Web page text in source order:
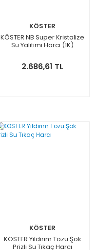
KÖSTER
KÖSTER NB Super Kristalize
Su Yalıtımı Harcı (1K)
2.686,61 TL
KÖSTER
KÖSTER Yıldırım Tozu Şok
Prizli Su Tıkaç Harcı